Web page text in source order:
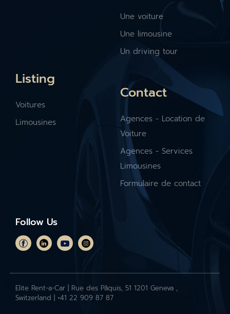
Une voiture
Une limousine
Un driving tour
Listing
Voitures
Limousines
Contact
Agences - Location de
Voiture
Agences - Services
Limousines
Formulaire de contact
Follow Us
Elite Rent-a-Car | Rue des Pâquis, 51 1201 Geneva ,
Switzerland | +41 22 909 87 87